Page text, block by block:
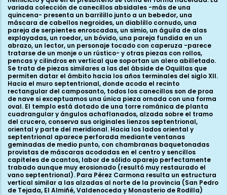
variada colección de canecillos absidales -más de una
quincena- presenta un barrilillo junto a un bebedor, una
máscara de cabellos negroides, un diablillo cornudo, una
pareja de serpientes enroscadas, un simio, un águila de alas
explayadas, un roedor, un bóvido, una pareja fundida en un
abrazo, un lector, un personaje tocado con caperuza -parece
tratarse de un monje o un rústico- y otras piezas con rollos,
pencas y cilindros en vertical que soportan un alero abilletado.
Se trata de piezas similares a las del ábside de Oquillas que
permiten datar el ámbito hacia los años terminales del siglo XII.
Hacia el muro septentrional, donde acoda el recinto
rectangular del camposanto, todos los canecillos son de proa
de nave si exceptuamos una única pieza ornada con una forma
oval. El templo está dotado de una torre románica de planta
cuadrangular y ángulos achaflanados, alzada sobre el tramo
del crucero, conserva sus originales lienzos septentrional,
oriental y parte del meridional. Hacia los lados oriental y
septentrional aparece perforada mediante ventanas
geminadas de medio punto, con chambranas baquetonadas
provistas de máscaras acodadas en el centro y sencillos
capiteles de acantos, labor de sólido aparejo perfectamente
trabado aunque muy erosionado (resultó muy restaurado el
vano septentrional). Para Pérez Carmona resulta un estructura
vertical similar a las alzadas al norte de la provincia (San Pedro
de Tejada, El Almiñé, Valdenoceda y Monasterio de Rodilla)